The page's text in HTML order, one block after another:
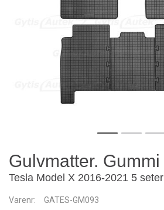
Gulvmatter. Gummi
Tesla Model X 2016-2021 5 seter
Varenr: GATES-GM093